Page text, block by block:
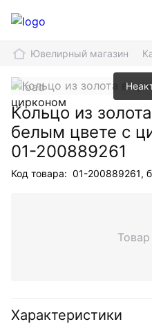
Ювелирный магазин
Кольцо из
белым цвете с
01-200889261
Код товара: 01-200889261,
Характеристики